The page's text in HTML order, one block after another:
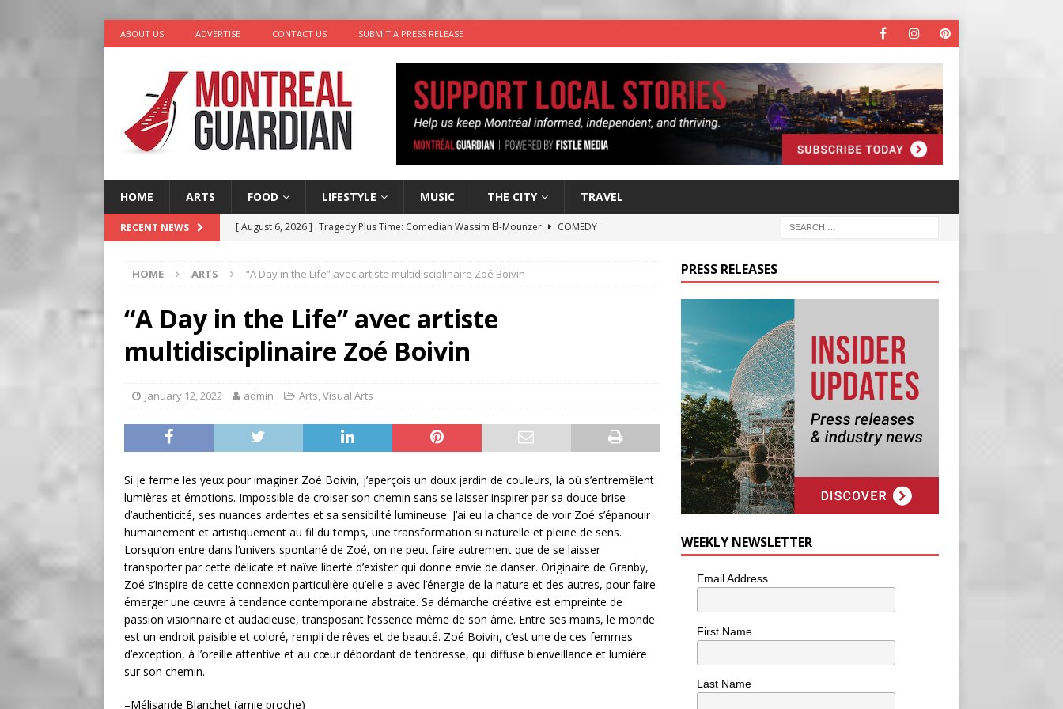
ABOUT US ADVERTISE CONTACT US SUBMIT A PRESS RELEASE
HOME ARTS FOOD LIFESTYLE MUSIC THE CITY TRAVEL
RECENT NEWS [ August 6, 2026 ] Tragedy Plus Time: Comedian Wassim El-Mounzer
COMEDY
[ August 4, 2026 ] Petunia the dog is looking for a new home in the Montréal area
[ August 3, 2026 ]
Homegrown Business: Sharon Brand of Brand’s Media Group
BUSINESS
HOME ARTS “A Day in the Life” avec artiste multidisciplinaire Zoé Boivin
“A Day in the Life” avec artiste
multidisciplinaire Zoé Boivin
January 12, 2022 admin Arts,Visual Arts
Si je ferme les yeux pour imaginer Zoé Boivin, j’aperçois un doux jardin de couleurs, là où s’entremêlent
lumières et émotions. Impossible de croiser son chemin sans se laisser inspirer par sa douce brise
d’authenticité, ses nuances ardentes et sa sensibilité lumineuse. J’ai eu la chance de voir Zoé s’épanouir
humainement et artistiquement au fil du temps, une transformation si naturelle et pleine de sens.
Lorsqu’on entre dans l’univers spontané de Zoé, on ne peut faire autrement que de se laisser
transporter par cette délicate et naïve liberté d’exister qui donne envie de danser. Originaire de Granby,
Zoé s’inspire de cette connexion particulière qu’elle a avec l’énergie de la nature et des autres, pour faire
émerger une œuvre à tendance contemporaine abstraite. Sa démarche créative est empreinte de
passion visionnaire et audacieuse, transposant l’essence même de son âme. Entre ses mains, le monde
est un endroit paisible et coloré, rempli de rêves et de beauté. Zoé Boivin, c’est une de ces femmes
d’exception, à l’oreille attentive et au cœur débordant de tendresse, qui diffuse bienveillance et lumière
sur son chemin.
–Mélisande Blanchet (amie proche)
PRESS RELEASES
WEEKLY NEWSLETTER
Email Address
First Name
Last Name